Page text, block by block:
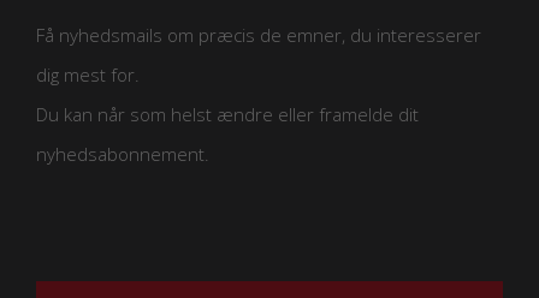
Få nyhedsmails om præcis de emner, du interesserer
dig mest for.
Du kan når som helst ændre eller framelde dit
nyhedsabonnement.